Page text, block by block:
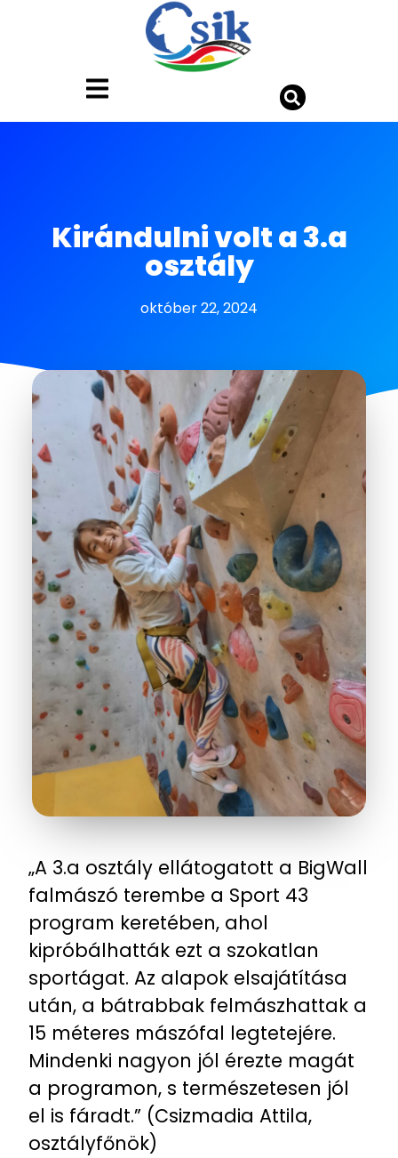
Kirándulni volt a 3.a
osztály
október 22, 2024
„A 3.a osztály ellátogatott a BigWall
falmászó terembe a Sport 43
program keretében, ahol
kipróbálhatták ezt a szokatlan
sportágat. Az alapok elsajátítása
után, a bátrabbak felmászhattak a
15 méteres mászófal legtetejére.
Mindenki nagyon jól érezte magát
a programon, s természetesen jól
el is fáradt.” (Csizmadia Attila,
osztályfőnök)